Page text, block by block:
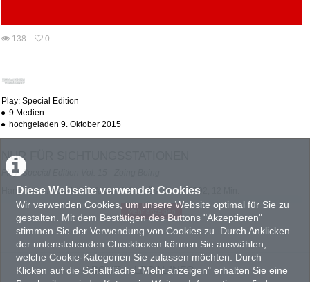
Diese Webseite verwendet Cookies
Wir verwenden Cookies, um unsere Website optimal für Sie zu
gestalten. Mit dem Bestätigen des Buttons "Akzeptieren"
stimmen Sie der Verwendung von Cookies zu. Durch Anklicken
der untenstehenden Checkboxen können Sie auswählen,
welche Cookie-Kategorien Sie zulassen möchten. Durch
Klicken auf die Schaltfläche "Mehr anzeigen" erhalten Sie eine
138
0
Play: Special Edition
9 Medien
hochgeladen 9. Oktober 2015
NUR FÜR SICHTUNGSSTATIONEN
Play: Special Edition Vol. 15 - Zoing Boing
Harry Hund / Paul HornHabibi Kebab , Österreich 2002, 12 Min.
Christian ZaglerSalome in Low Land , Österreich 2005, 10:30Min.
Thomas EllerDino, Österreich 2004, 5 Min.
"Kebab aus Instanbul, Autos aus China und Packman macht auf Salome. Zwei
Filme von Filmemachern, einer von einem Künstler. Die Welt ist groß - der
Bildschirm klein. Enjoy!" Der Künstler Edgar Honetschläger kuratierte diese
Folge vonplay: special editionmit einer unübersehbaren Vorliebe für Ironie
und Spieltrieb. In
Habibi Kebab von Paul Horn und Harry Hund wird
ABOUT LEGAL INFO